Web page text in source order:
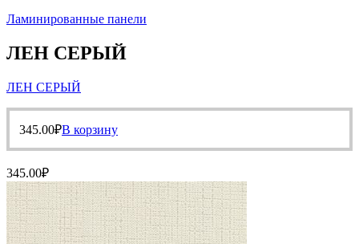
Ламинированные панели
ЛЕН СЕРЫЙ
ЛЕН СЕРЫЙ
345.00₽В корзину
345.00₽